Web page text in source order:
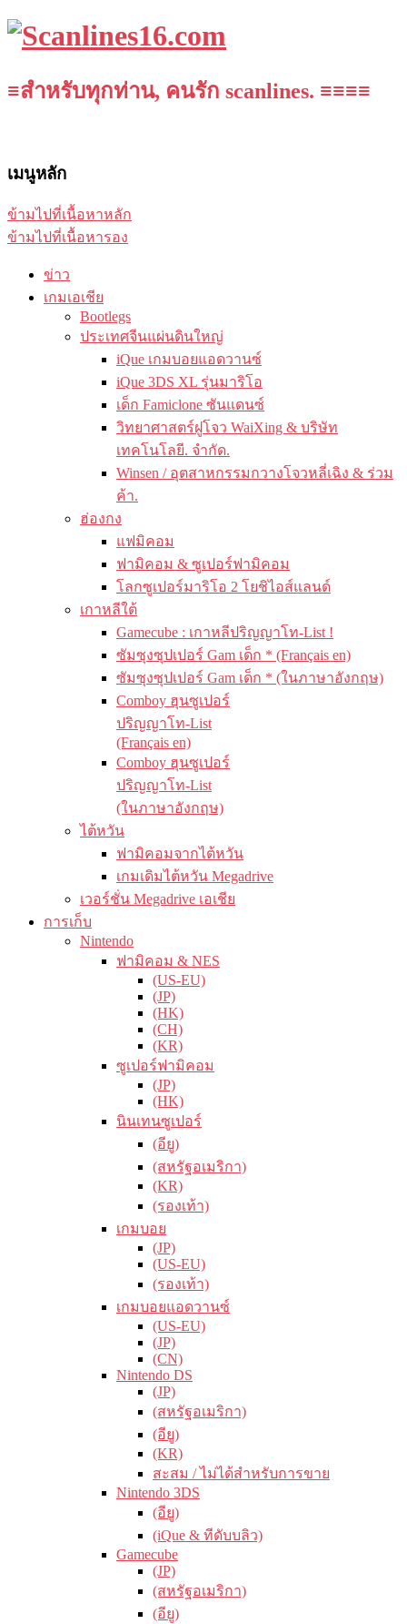
≡สำหรับทุกท่าน, คนรัก scanlines. ≡≡≡≡
เมนูหลัก
ข้ามไปที่เนื้อหาหลัก
ข้ามไปที่เนื้อหารอง
ข่าว
เกมเอเชีย
Bootlegs
ประเทศจีนแผ่นดินใหญ่
iQue เกมบอยแอดวานซ์
iQue 3DS XL รุ่นมาริโอ
เด็ก Famiclone ซันแดนซ์
วิทยาศาสตร์ฝูโจว WaiXing & บริษัท
เทคโนโลยี. จำกัด.
Winsen / อุตสาหกรรมกวางโจวหลี่เฉิง & ร่วม
ค้า.
ฮ่องกง
แฟมิคอม
ฟามิคอม & ซูเปอร์ฟามิคอม
โลกซูเปอร์มาริโอ 2 โยชิไอส์แลนด์
เกาหลีใต้
Gamecube : เกาหลีปริญญาโท-List !
ซัมซุงซุปเปอร์ Gam เด็ก * (Français en)
ซัมซุงซุปเปอร์ Gam เด็ก * (ในภาษาอังกฤษ)
Comboy ฮุนซูเปอร์
ปริญญาโท-List
(Français en)
Comboy ฮุนซูเปอร์
ปริญญาโท-List
(ในภาษาอังกฤษ)
ไต้หวัน
ฟามิคอมจากไต้หวัน
เกมเดิมไต้หวัน Megadrive
เวอร์ชั่น Megadrive เอเชีย
การเก็บ
Nintendo
ฟามิคอม & NES
(US-EU)
(JP)
(HK)
(CH)
(KR)
ซูเปอร์ฟามิคอม
(JP)
(HK)
นินเทนซูเปอร์
(อียู)
(สหรัฐอเมริกา)
(KR)
(รองเท้า)
เกมบอย
(JP)
(US-EU)
(รองเท้า)
เกมบอยแอดวานซ์
(US-EU)
(JP)
(CN)
Nintendo DS
(JP)
(สหรัฐอเมริกา)
(อียู)
(KR)
สะสม / ไม่ได้สำหรับการขาย
Nintendo 3DS
(อียู)
(iQue & ทีดับบลิว)
Gamecube
(JP)
(สหรัฐอเมริกา)
(อียู)